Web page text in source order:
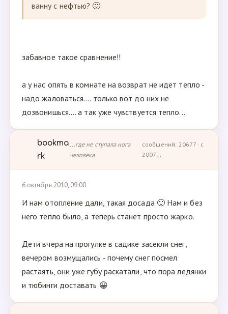
ванну с нефтью? 🙂
забавное такое сравнение!!
а у нас опять в комнате на возврат не идет тепло -
надо жаловаться.... только вот до них не
дозвонишься.... а так уже чувствуется тепло...
bookma
rk
...где не ступала нога
человека
сообщений: 20677 · с
2007 г.
6 октября 2010, 09:00
И нам отопление дали, такая досада 🙂 Нам и без
него тепло было, а теперь станет просто жарко.
Дети вчера на прогулке в садике засекли снег,
вечером возмущались - почему снег посмел
растаять, они уже губу раскатали, что пора ледянки
и тюбинги доставать 😀